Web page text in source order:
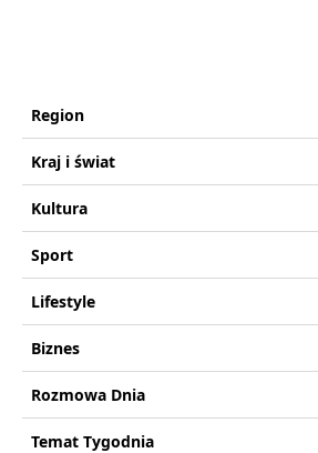
Region
Kraj i świat
Kultura
Sport
Lifestyle
Biznes
Rozmowa Dnia
Temat Tygodnia